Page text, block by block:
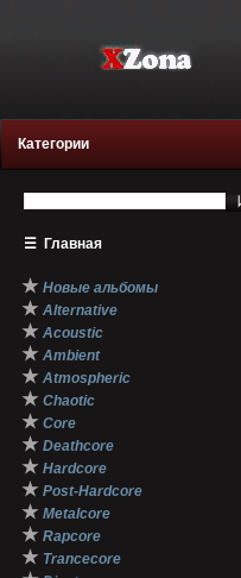
Категории
☰ Главная
★ Новые альбомы
★ Alternative
★ Acoustic
★ Ambient
★ Atmospheric
★ Chaotic
★ Core
★ Deathcore
★ Hardcore
★ Post-Hardcore
★ Metalcore
★ Rapcore
★ Trancecore